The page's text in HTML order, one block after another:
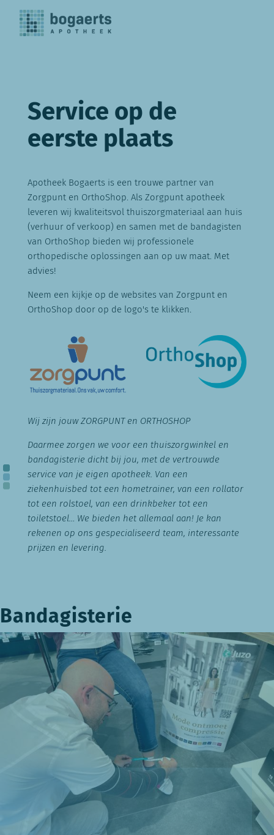
Service op de
eerste plaats
Apotheek Bogaerts is een trouwe partner van
Zorgpunt en OrthoShop. Als Zorgpunt apotheek
leveren wij kwaliteitsvol thuiszorgmateriaal aan huis
(verhuur of verkoop) en samen met de bandagisten
van OrthoShop bieden wij professionele
orthopedische oplossingen aan op uw maat. Met
advies!
Neem een kijkje op de websites van Zorgpunt en
OrthoShop door op de logo's te klikken.
Wij zijn jouw ZORGPUNT en ORTHOSHOP
Daarmee zorgen we voor een thuiszorgwinkel en
bandagisterie dicht bij jou, met de vertrouwde
service van je eigen apotheek. Van een
ziekenhuisbed tot een hometrainer, van een rollator
tot een rolstoel, van een drinkbeker tot een
toiletstoel… We bieden het allemaal aan! Je kan
rekenen op ons gespecialiseerd team, interessante
prijzen en levering.
Bandagisterie